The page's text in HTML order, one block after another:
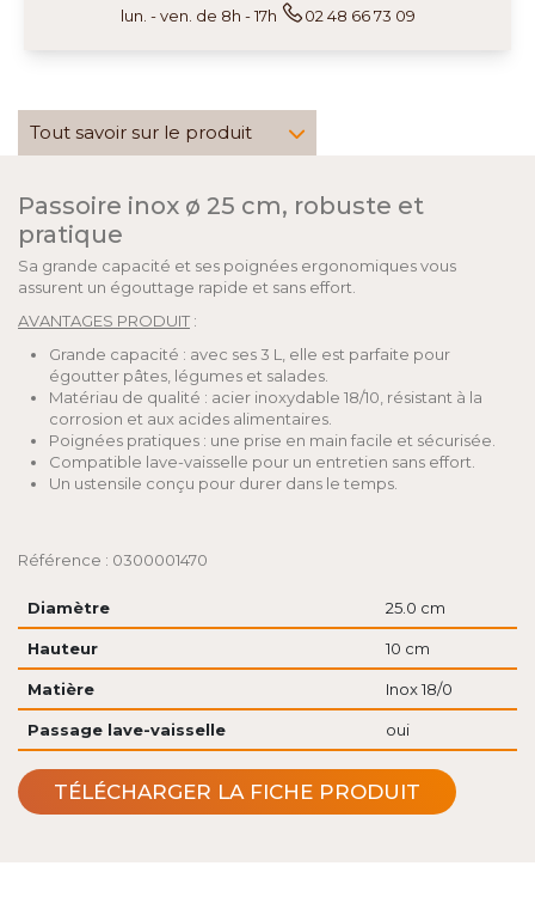
lun. - ven. de 8h - 17h 02 48 66 73 09
Tout savoir sur le produit
Passoire inox ø 25 cm, robuste et
pratique
Sa grande capacité et ses poignées ergonomiques vous
assurent un égouttage rapide et sans effort.
AVANTAGES PRODUIT :
Grande capacité : avec ses 3 L, elle est parfaite pour
égoutter pâtes, légumes et salades.
Matériau de qualité : acier inoxydable 18/10, résistant à la
corrosion et aux acides alimentaires.
Poignées pratiques : une prise en main facile et sécurisée.
Compatible lave-vaisselle pour un entretien sans effort.
Un ustensile conçu pour durer dans le temps.
Référence : 0300001470
Diamètre 25.0 cm
Hauteur 10 cm
Matière Inox 18/0
Passage lave-vaisselle oui
TÉLÉCHARGER LA FICHE PRODUIT